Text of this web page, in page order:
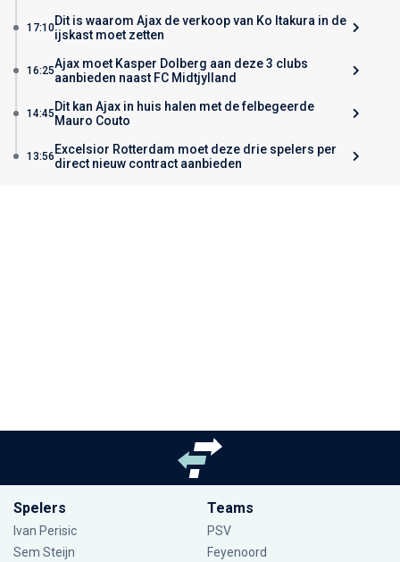
17:10Dit is waarom Ajax de verkoop van Ko Itakura in de
ijskast moet zetten
16:25Ajax moet Kasper Dolberg aan deze 3 clubs
aanbieden naast FC Midtjylland
14:45 Dit kan Ajax in huis halen met de felbegeerde
Mauro Couto
13:56 Excelsior Rotterdam moet deze drie spelers per
direct nieuw contract aanbieden
Spelers
Ivan Perisic
Sem Steijn
Teams
PSV
Feyenoord